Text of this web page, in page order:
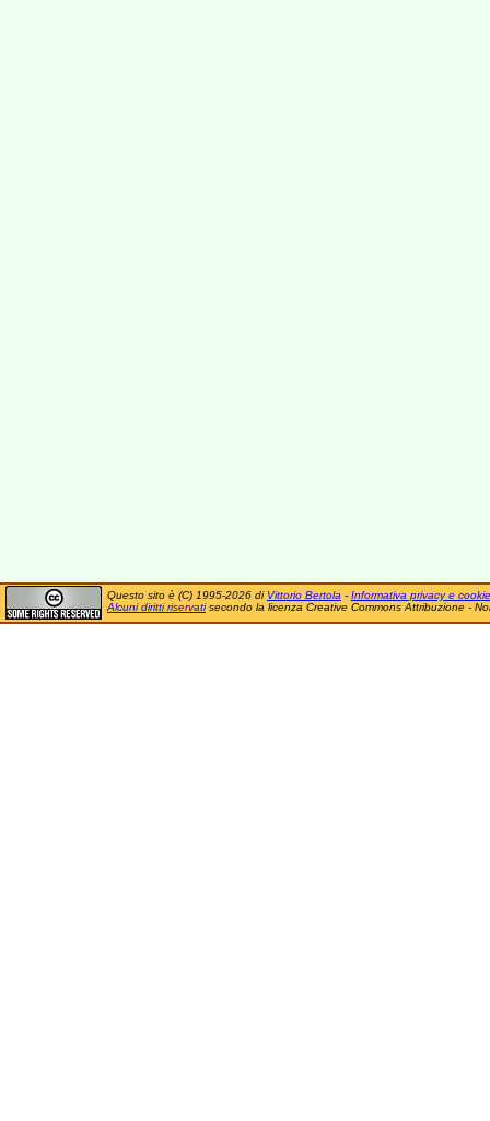
Questo sito è (C) 1995-2026 di Vittorio Bertola - Informativa privacy e cookie
Alcuni diritti riservatisecondo la licenza Creative Commons Attribuzione -